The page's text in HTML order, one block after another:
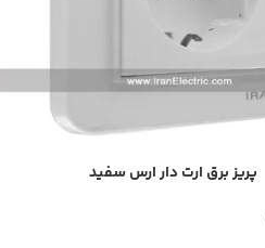
پریز برق ارت دار ارس سفید